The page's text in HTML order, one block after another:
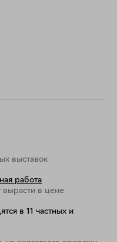
выставок
работа
вырасти в цене
в 11 частных и